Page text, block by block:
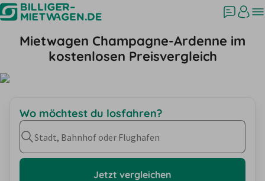
Mietwagen Champagne-Ardenne im
kostenlosen Preisvergleich
Wo möchtest du losfahren?
Stadt, Bahnhof oder Flughafen
Jetzt vergleichen